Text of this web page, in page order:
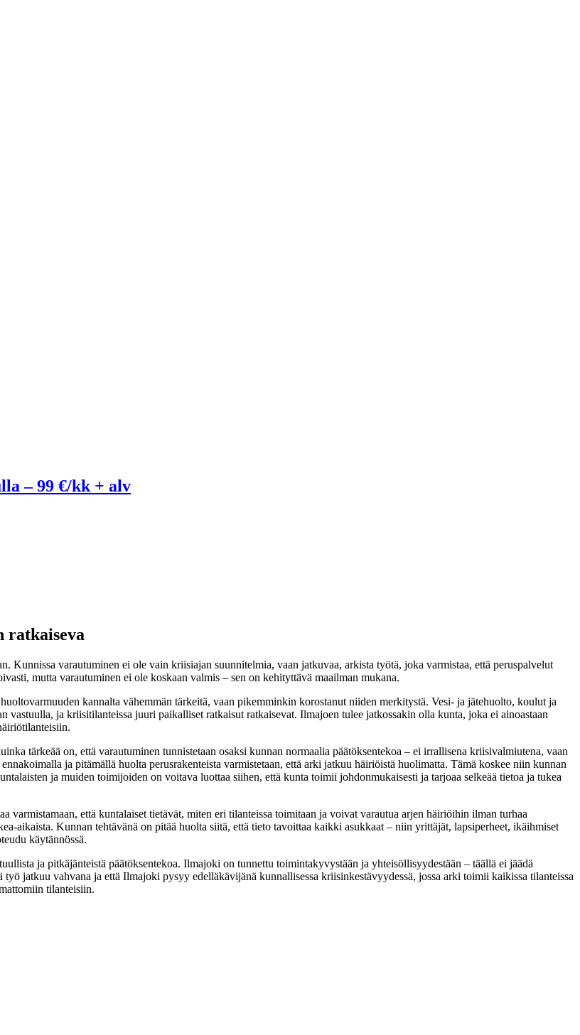
– 99 €/kk + alv
ratkaiseva
Kunnissa varautuminen ei ole vain kriisiajan suunnitelmia, vaan jatkuvaa, arkista työtä, joka varmistaa, että peruspalvelut
mutta varautuminen ei ole koskaan valmis – sen on kehityttävä maailman mukana.
kannalta vähemmän tärkeitä, vaan pikemminkin korostanut niiden merkitystä. Vesi- ja jätehuolto, koulut ja
ja kriisitilanteissa juuri paikalliset ratkaisut ratkaisevat. Ilmajoen tulee jatkossakin olla kunta, joka ei ainoastaan
tärkeää on, että varautuminen tunnistetaan osaksi kunnan normaalia päätöksentekoa – ei irrallisena kriisivalmiutena, vaan
ja pitämällä huolta perusrakenteista varmistetaan, että arki jatkuu häiriöistä huolimatta. Tämä koskee niin kunnan
ja muiden toimijoiden on voitava luottaa siihen, että kunta toimii johdonmukaisesti ja tarjoaa selkeää tietoa ja tukea
että kuntalaiset tietävät, miten eri tilanteissa toimitaan ja voivat varautua arjen häiriöihin ilman turhaa
aikaista. Kunnan tehtävänä on pitää huolta siitä, että tieto tavoittaa kaikki asukkaat – niin yrittäjät, lapsiperheet, ikäihmiset
käytännössä.
ja pitkäjänteistä päätöksentekoa. Ilmajoki on tunnettu toimintakyvystään ja yhteisöllisyydestään – täällä ei jäädä
jatkuu vahvana ja että Ilmajoki pysyy edelläkävijänä kunnallisessa kriisinkestävyydessä, jossa arki toimii kaikissa tilanteissa
tilanteisiin.